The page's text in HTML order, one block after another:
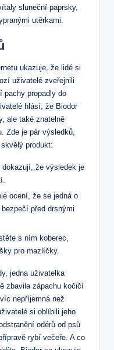
sluneční paprsky,
utěrkami.
ukazuje, že lidé si
uživatelé zveřejnili
pachy propadly do
hlásí, že Biodor
ale také znatelně
Zde je pár výsledků,
produkt:
dokazují, že výsledek je
ocení, že se jedná o
před drsnými
s ním koberec,
pro mazlíčky.
jedna uživatelka
zbavila zápachu kočičí
nepříjemná než
si oblíbili jeho
odérů od psů
rybí večeře. A co